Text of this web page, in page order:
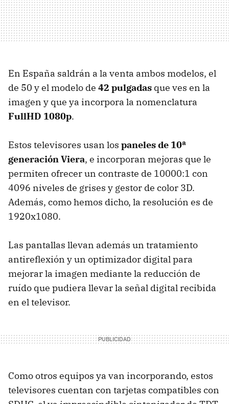
En España saldrán a la venta ambos modelos, el
de 50 y el modelo de 42 pulgadas que ves en la
imagen y que ya incorpora la nomenclatura
FullHD 1080p.
Estos televisores usan los paneles de 10ª
generación Viera, e incorporan mejoras que le
permiten ofrecer un contraste de 10000:1 con
4096 niveles de grises y gestor de color 3D.
Además, como hemos dicho, la resolución es de
1920x1080.
Las pantallas llevan además un tratamiento
antireflexión y un optimizador digital para
mejorar la imagen mediante la reducción de
ruído que pudiera llevar la señal digital recibida
en el televisor.
Como otros equipos ya van incorporando, estos
televisores cuentan con tarjetas compatibles con